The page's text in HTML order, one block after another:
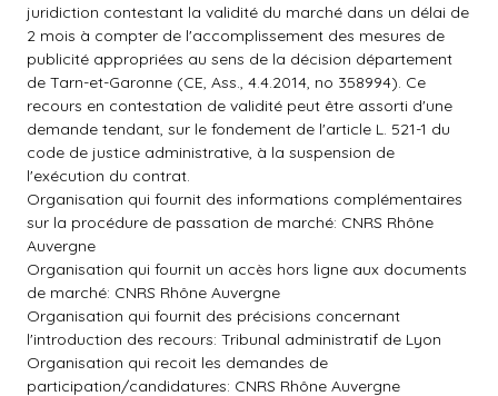
juridiction contestant la validité du marché dans un délai de
2 mois à compter de l'accomplissement des mesures de
publicité appropriées au sens de la décision département
de Tarn-et-Garonne (CE, Ass., 4.4.2014, no 358994). Ce
recours en contestation de validité peut être assorti d'une
demande tendant, sur le fondement de l'article L. 521-1 du
code de justice administrative, à la suspension de
l'exécution du contrat.
Organisation qui fournit des informations complémentaires
sur la procédure de passation de marché: CNRS Rhône
Auvergne
Organisation qui fournit un accès hors ligne aux documents
de marché: CNRS Rhône Auvergne
Organisation qui fournit des précisions concernant
l'introduction des recours: Tribunal administratif de Lyon
Organisation qui recoit les demandes de
participation/candidatures: CNRS Rhône Auvergne